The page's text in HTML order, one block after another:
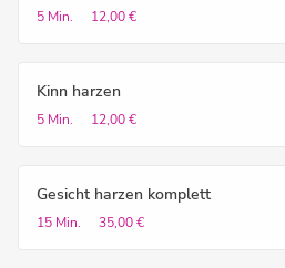
5 Min. 12,00 €
Kinn harzen
5 Min. 12,00 €
Gesicht harzen komplett
15 Min. 35,00 €